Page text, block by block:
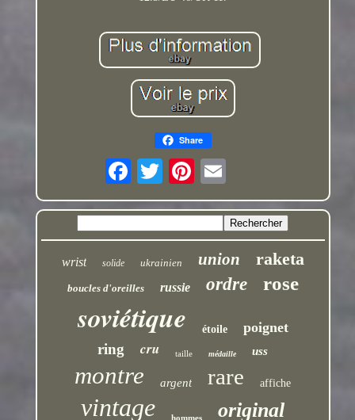
Share
wrist solide ukrainien union raketa
boucles d'oreilles russie ordre rose
soviétique étoile poignet
ring cru taille médaille uss
montre argent rare affiche
vintage hommes original